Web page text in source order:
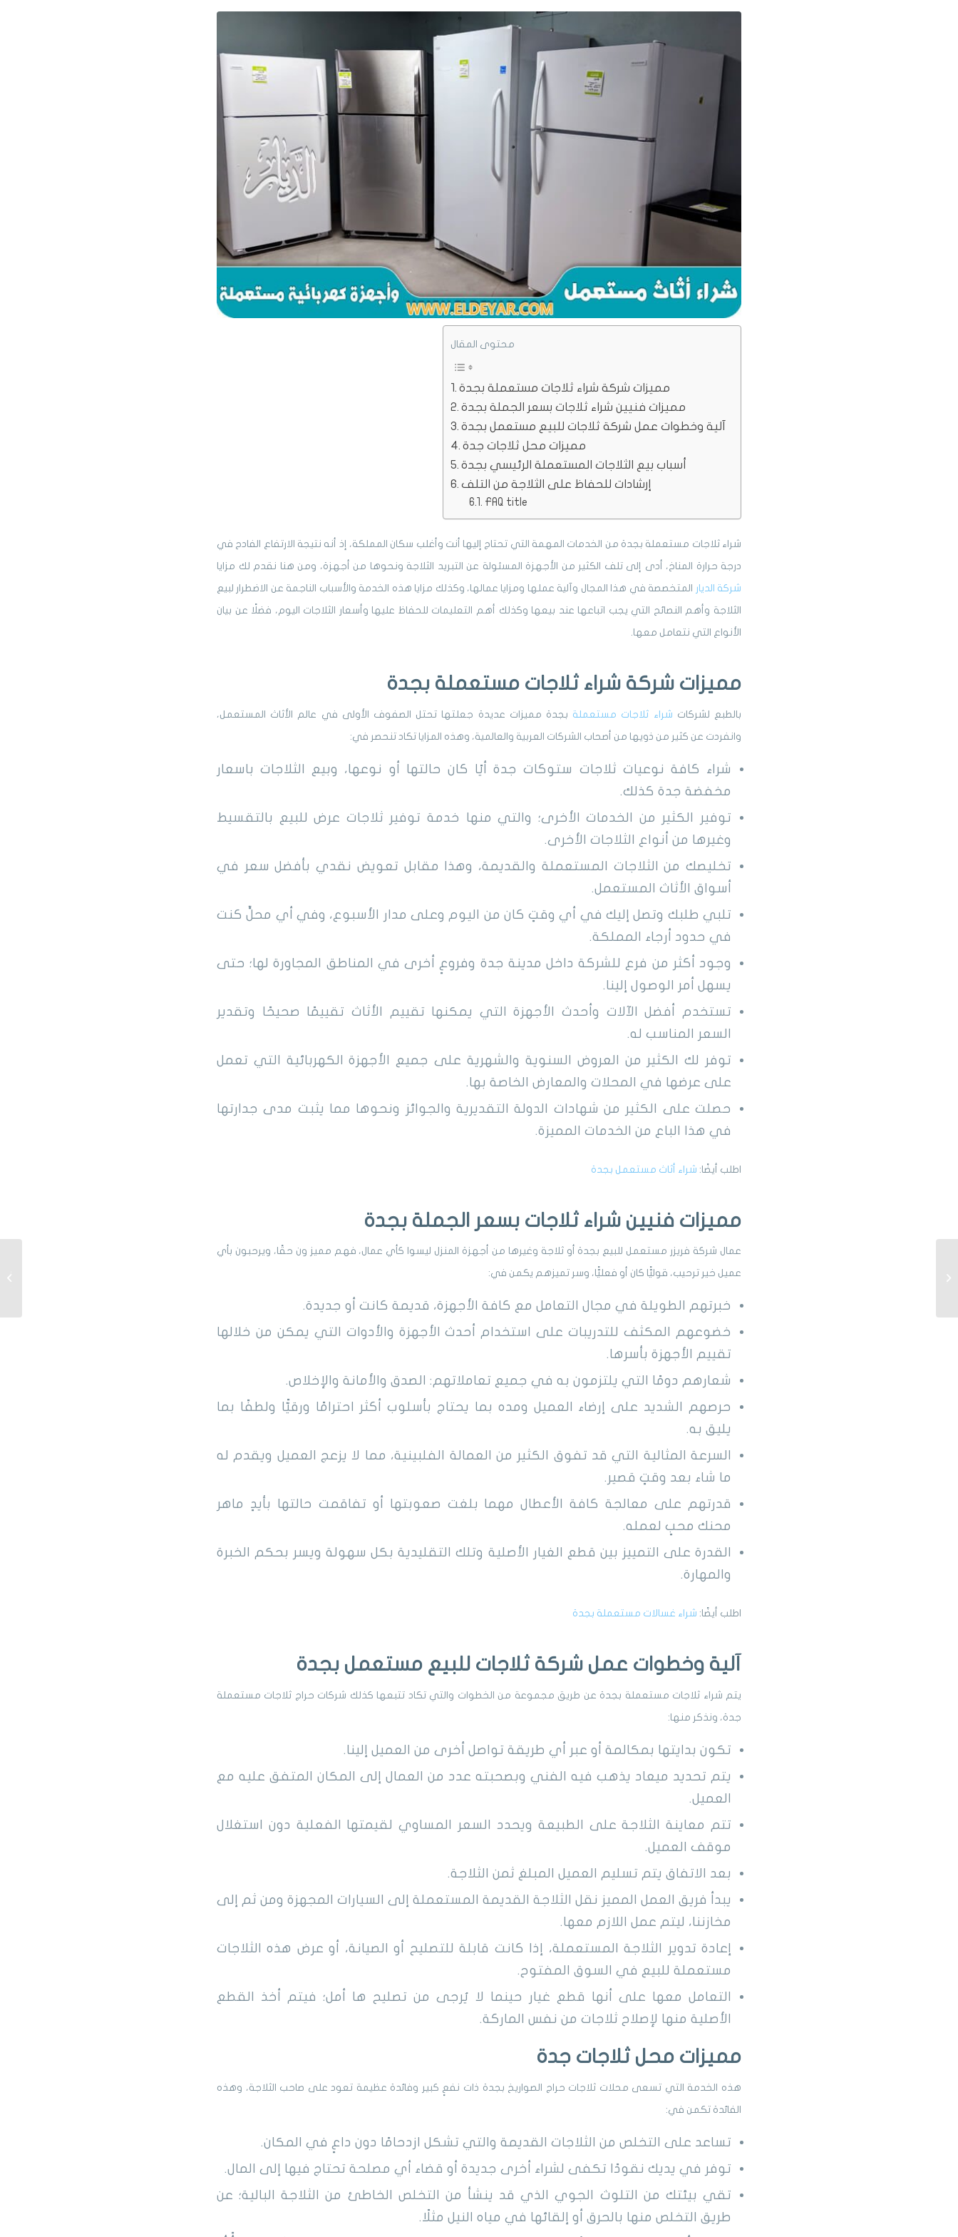
محتوى المقال
مميزات شركة شراء ثلاجات مستعملة بجدة
مميزات فنيين شراء ثلاجات بسعر الجملة بجدة
آلية وخطوات عمل شركة ثلاجات للبيع مستعمل بجدة
مميزات محل ثلاجات جدة
أسباب بيع الثلاجات المستعملة الرئيسي بجدة
إرشادات للحفاظ على الثلاجة من التلف
FAQ title
شراء ثلاجات مستعملة بجدة من الخدمات المهمة التي تحتاج إليها أنت وأغلب سكان المملكة، إذ أنه نتيجة الارتفاع الفادح في
درجة حرارة المناخ، أدى إلى تلف الكثير من الأجهزة المسئولة عن التبريد الثلاجة ونحوها من أجهزة، ومن هنا نقدم لك مزايا
شركة الديار المتخصصة في هذا المجال وآلية عملها ومزايا عمالها، وكذلك مزايا هذه الخدمة والأسباب الناجمة عن الاضطرار لبيع
الثلاجة وأهم النصائح التي يجب اتباعها عند بيعها وكذلك أهم التعليمات للحفاظ عليها وأسعار الثلاجات اليوم، فضلًا عن بيان
الأنواع التي نتعامل معها.
مميزات شركة شراء ثلاجات مستعملة بجدة
بالطبع لشركات شراء ثلاجات مستعملة بجدة مميزات عديدة جعلتها تحتل الصفوف الأولى في عالم الأثاث المستعمل،
وانفردت عن كثير من ذويها من أصحاب الشركات العربية والعالمية، وهذه المزايا تكاد تنحصر في:
شراء كافة نوعيات ثلاجات ستوكات جدة أيًا كان حالتها أو نوعها، وبيع الثلاجات باسعار
مخفضة جدة كذلك.
توفير الكثير من الخدمات الأخرى؛ والتي منها خدمة توفير ثلاجات عرض للبيع بالتقسيط
وغيرها من أنواع الثلاجات الأخرى.
تخليصك من الثلاجات المستعملة والقديمة، وهذا مقابل تعويض نقدي بأفضل سعر في
أسواق الأثاث المستعمل.
تلبي طلبك وتصل إليك في أي وقتٍ كان من اليوم وعلى مدار الأسبوع، وفي أي محلٍّ كنت
في حدود أرجاء المملكة.
وجود أكثر من فرع للشركة داخل مدينة جدة وفروعٍ أخرى في المناطق المجاورة لها؛ حتى
يسهل أمر الوصول إلينا.
تستخدم أفضل الآلات وأحدث الأجهزة التي يمكنها تقييم الأثاث تقييمًا صحيحًا وتقدير
السعر المناسب له.
توفر لك الكثير من العروض السنوية والشهرية على جميع الأجهزة الكهربائية التي تعمل
على عرضها في المحلات والمعارض الخاصة بها.
حصلت على الكثير من شهادات الدولة التقديرية والجوائز ونحوها مما يثبت مدى جدارتها
في هذا الباع من الخدمات المميزة.
اطلب أيضًا: شراء أثاث مستعمل بجدة
مميزات فنيين شراء ثلاجات بسعر الجملة بجدة
عمال شركة فريزر مستعمل للبيع بجدة أو ثلاجة وغيرها من أجهزة المنزل ليسوا كأي عمال، فهم مميز ون حقًا، ويرحبون بأي
عميل خير ترحيب، قوليًّا كان أو فعليًّا، وسر تميزهم يكمن في:
خبرتهم الطويلة في مجال التعامل مع كافة الأجهزة، قديمة كانت أو جديدة.
خضوعهم المكثف للتدريبات على استخدام أحدث الأجهزة والأدوات التي يمكن من خلالها
تقييم الأجهزة بأسرها.
شعارهم دومًا التي يلتزمون به في جميع تعاملاتهم: الصدق والأمانة والإخلاص.
حرصهم الشديد على إرضاء العميل ومده بما يحتاج بأسلوب أكثر احترامًا ورقيًّا ولطفًا بما
يليق به.
السرعة المثالية التي قد تفوق الكثير من العمالة الفلبينية، مما لا يزعج العميل ويقدم له
ما شاء بعد وقتٍ قصير.
قدرتهم على معالجة كافة الأعطال مهما بلغت صعوبتها أو تفاقمت حالتها بأيدٍ ماهر
محنك محبٍ لعمله.
القدرة على التمييز بين قطع الغيار الأصلية وتلك التقليدية بكل سهولة ويسر بحكم الخبرة
والمهارة.
اطلب أيضًا: شراء غسالات مستعملة بجدة
آلية وخطوات عمل شركة ثلاجات للبيع مستعمل بجدة
يتم شراء ثلاجات مستعملة بجدة عن طريق مجموعة من الخطوات والتي تكاد تتبعها كذلك شركات حراج ثلاجات مستعملة
جدة، ونذكر منها:
تكون بدايتها بمكالمة أو عبر أي طريقة تواصل أخرى من العميل إلينا.
يتم تحديد ميعاد يذهب فيه الفني وبصحبته عدد من العمال إلى المكان المتفق عليه مع
العميل.
تتم معاينة الثلاجة على الطبيعة ويحدد السعر المساوي لقيمتها الفعلية دون استغلال
موقف العميل.
بعد الاتفاق يتم تسليم العميل المبلغ ثمن الثلاجة.
يبدأ فريق العمل المميز نقل الثلاجة القديمة المستعملة إلى السيارات المجهزة ومن ثم إلى
مخازننا، ليتم عمل اللازم معها.
إعادة تدوير الثلاجة المستعملة، إذا كانت قابلة للتصليح أو الصيانة، أو عرض هذه الثلاجات
مستعملة للبيع في السوق المفتوح.
التعامل معها على أنها قطع غيار حينما لا يُرجى من تصليح ها أمل؛ فيتم أخذ القطع
الأصلية منها لإصلاح ثلاجات من نفس الماركة.
مميزات محل ثلاجات جدة
هذه الخدمة التي تسعى محلات ثلاجات حراج الصواريخ بجدة ذات نفعٍ كبير وفائدة عظيمة تعود على صاحب الثلاجة، وهذه
الفائدة تكمن في:
تساعد على التخلص من الثلاجات القديمة والتي تشكل ازدحامًا دون داعٍ في المكان.
توفر في يديك نقودًا تكفى لشراء أخرى جديدة أو قضاء أي مصلحة تحتاج فيها إلى المال.
تقي بيئتك من التلوث الجوي الذي قد ينشأ من التخلص الخاطئ من الثلاجة البالية؛ عن
طريق التخلص منها بالحرق أو إلقائها في مياه النيل مثلًا.